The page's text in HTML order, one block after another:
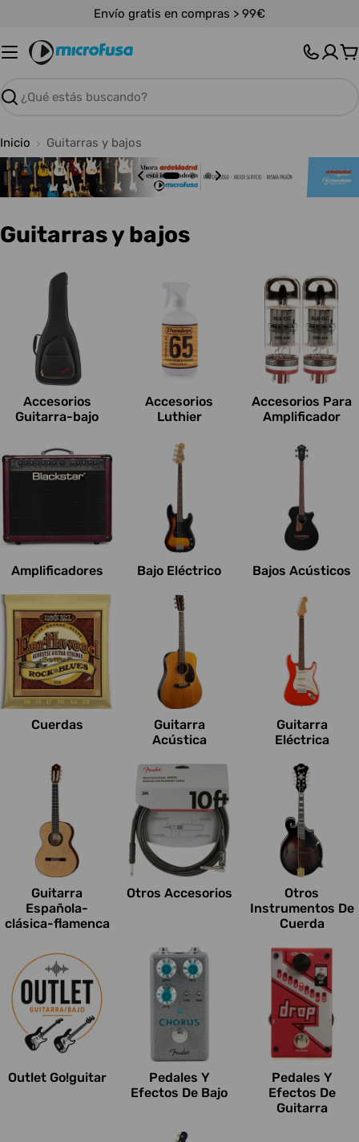
contenido
Envío gratis en compras > 99€
Buscar
Inicio Guitarras y bajos
C
e
s
:
Guitarras y bajos
Accesorios
Guitarra-bajo
Accesorios
Luthier
Accesorios Para
Amplificador
Amplificadores Bajo Eléctrico Bajos Acústicos
Cuerdas
Guitarra
Acústica
Guitarra
Eléctrica
Guitarra
Española-
clásica-flamenca
Otros Accesorios
Otros
Instrumentos De
Cuerda
Outlet Go!guitar
Pedales Y
Efectos De Bajo
Pedales Y
Efectos De
Guitarra